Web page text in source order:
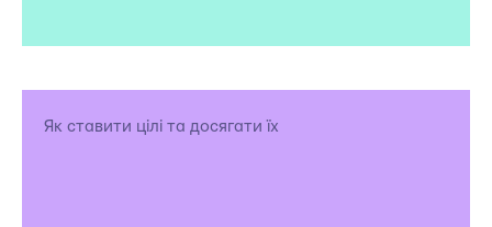
Як ставити цілі та досягати їх